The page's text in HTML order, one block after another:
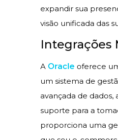
expandir sua
visão unificada das
Integrações
A Oracle oferece
um sistema de
avançada de
suporte para a
proporciona uma